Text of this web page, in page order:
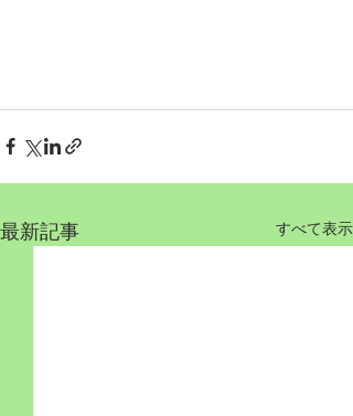
最新記事 すべて表示